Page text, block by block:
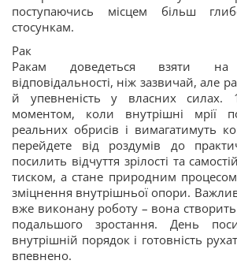
поступаючись місцем більш
стосункам.
Рак
Ракам доведеться взяти
відповідальності, ніж зазвичай, але
й упевненість у власних силах.
моментом, коли внутрішні мрії
реальних обрисів і вимагатимуть
перейдете від роздумів до
посилить відчуття зрілості та
тиском, а стане природним
зміцнення внутрішньої опори.
вже виконану роботу – вона
подальшого зростання. День
внутрішній порядок і готовність
впевнено.